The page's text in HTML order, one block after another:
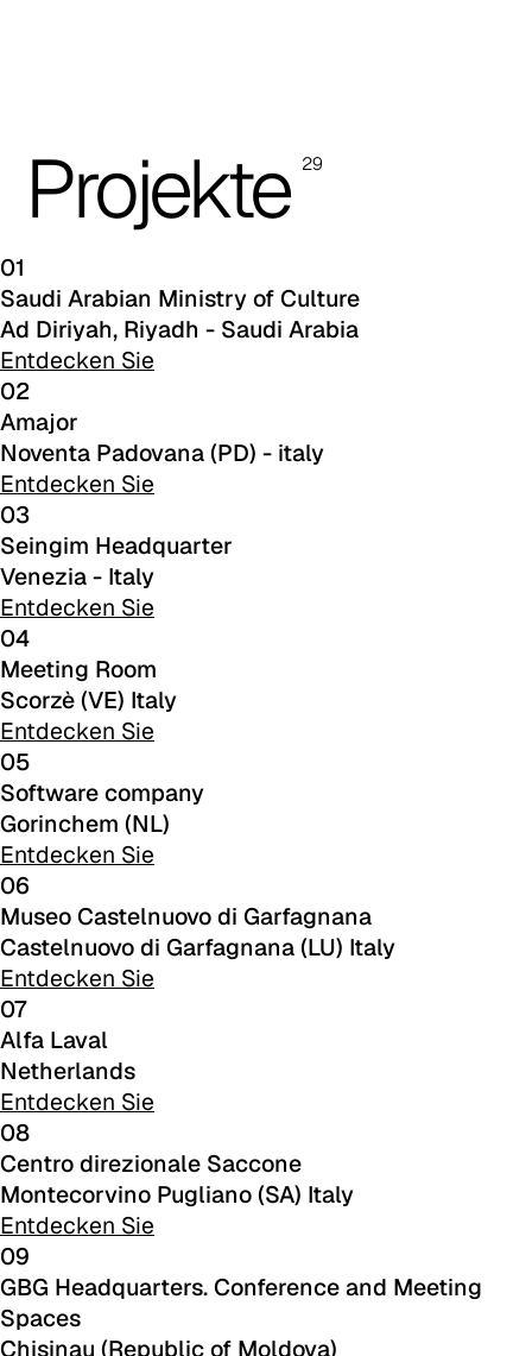
C 46F
C 48F
C 47F
C 43F
C 51F
C 53F
C 45F
C 49F
C 52F
Cura (Cat. C - Stoff)
C 31C
C 30C
C 39C
C 32C
C 34C
C 36C
C 37C
C 33C
C 38C
Trevi (Cat. C - Stoff)
C 38G
C 38T
Projekte 29
01
Saudi Arabian Ministry of Culture
Ad Diriyah, Riyadh - Saudi Arabia
Entdecken Sie
02
Amajor
Noventa Padovana (PD) - italy
Entdecken Sie
03
Seingim Headquarter
Venezia - Italy
Entdecken Sie
04
Meeting Room
Scorzè (VE) Italy
Entdecken Sie
05
Software company
Gorinchem (NL)
Entdecken Sie
06
Museo Castelnuovo di Garfagnana
Castelnuovo di Garfagnana (LU) Italy
Entdecken Sie
07
Alfa Laval
Netherlands
Entdecken Sie
08
Centro direzionale Saccone
Montecorvino Pugliano (SA) Italy
Entdecken Sie
09
GBG Headquarters. Conference and Meeting
Spaces
Chisinau (Republic of Moldova)